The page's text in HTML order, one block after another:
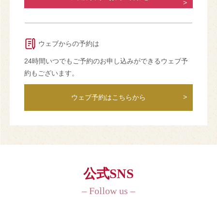
ウェブからの予約は
24時間いつでもご予約のお申し込みができるウェブ予
約もございます。
ウェブ予約はこちらから
公式SNS
– Follow us –